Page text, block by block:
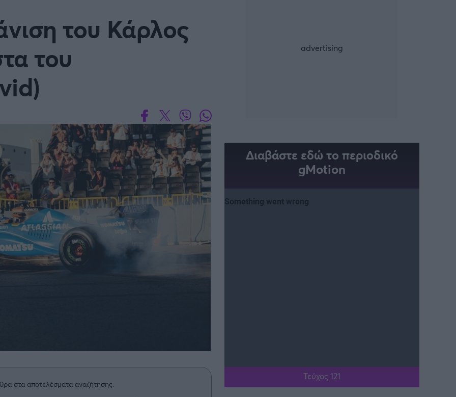
του Κάρλος
του
στα αποτελέσματα αναζήτησης.
Διαβάστε εδώ το περιοδικό
gMotion
Τεύχος 121